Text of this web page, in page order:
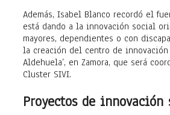
Además, Isabel Blanco recordó el
está dando a la innovación social
mayores, dependientes o con
la creación del centro de innovación
Aldehuela’, en Zamora, que será
Cluster SIVI.
Proyectos de innovación